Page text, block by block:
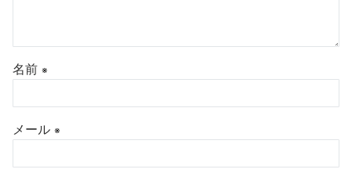
名前 ※
メール ※